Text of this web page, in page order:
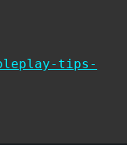
tips-